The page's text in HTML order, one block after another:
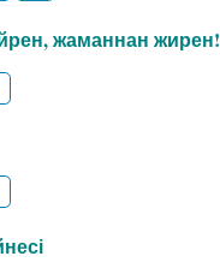
жаманнан жирен!